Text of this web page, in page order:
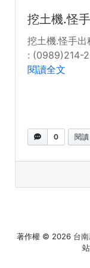
挖土機.怪
挖土機.怪手
: ​(0989)214-
閱讀全文
0 閱讀
著作權 © 2026 台